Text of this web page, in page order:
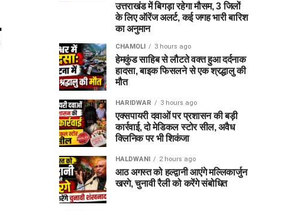
उत्तराखंड में बिगड़ा रहेगा मौसम, 3 जिलों
के लिए ऑरेंज अलर्ट, कई जगह भारी बारिश
का अनुमान
CHAMOLI 3 hours ago
हेमकुंड साहिब से लौटते वक्त हुआ दर्दनाक
हादसा, बाइक फिसलने से एक श्रद्धालु की
मौत
HARIDWAR 3 hours ago
एक्सपायरी दवाओं पर प्रशासन की बड़ी
कार्रवाई, दो मेडिकल स्टोर सील, अवैध
क्लिनिक पर भी शिकंजा
HALDWANI 2 hours ago
आठ अगस्त को हल्द्वानी आएंगे मल्लिकार्जुन
खरगे, चुनावी रैली को करेंगे संबोधित